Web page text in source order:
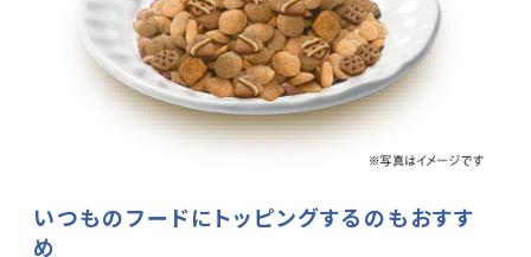
いつものフードにトッピングするのもおすす
め